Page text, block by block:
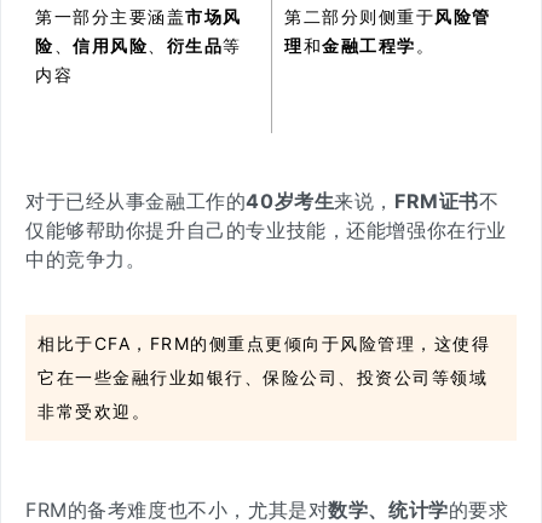
第一部分主要涵盖市场风
险
信用风险 衍生品等
内容
第二部分则侧重于风险管
理和金融工程学 。
对于已经从事金融工作的40岁考生来说， FRM证书不
仅能够帮助你提升自己的专业技能，还能增强你在行业
中的竞争力。
相比于CFA，FRM的侧重点更倾向于风险管理，这使得
它在一些金融行业如银行、保险公司、投资公司等领域
非常受欢迎。
FRM的备考难度也不小，尤其是对数学、统计学的要求